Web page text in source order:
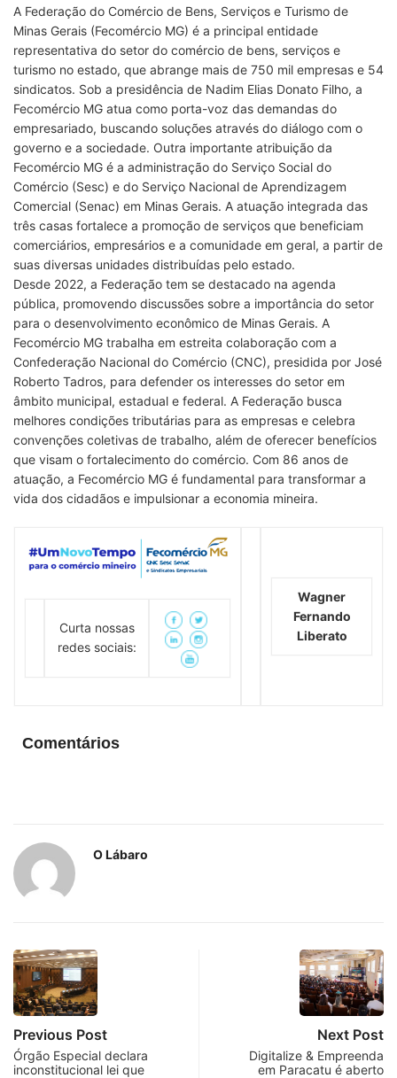
A Federação do Comércio de Bens, Serviços e Turismo de
Minas Gerais (Fecomércio MG) é a principal entidade
representativa do setor do comércio de bens, serviços e
turismo no estado, que abrange mais de 750 mil empresas e 54
sindicatos. Sob a presidência de Nadim Elias Donato Filho, a
Fecomércio MG atua como porta-voz das demandas do
empresariado, buscando soluções através do diálogo com o
governo e a sociedade. Outra importante atribuição da
Fecomércio MG é a administração do Serviço Social do
Comércio (Sesc) e do Serviço Nacional de Aprendizagem
Comercial (Senac) em Minas Gerais. A atuação integrada das
três casas fortalece a promoção de serviços que beneficiam
comerciários, empresários e a comunidade em geral, a partir de
suas diversas unidades distribuídas pelo estado.
Desde 2022, a Federação tem se destacado na agenda
pública, promovendo discussões sobre a importância do setor
para o desenvolvimento econômico de Minas Gerais. A
Fecomércio MG trabalha em estreita colaboração com a
Confederação Nacional do Comércio (CNC), presidida por José
Roberto Tadros, para defender os interesses do setor em
âmbito municipal, estadual e federal. A Federação busca
melhores condições tributárias para as empresas e celebra
convenções coletivas de trabalho, além de oferecer benefícios
que visam o fortalecimento do comércio. Com 86 anos de
atuação, a Fecomércio MG é fundamental para transformar a
vida dos cidadãos e impulsionar a economia mineira.
Curta nossas
redes sociais:
Wagner
Fernando
Liberato
Comentários
O Lábaro
Previous Post
Órgão Especial declara
inconstitucional lei que
Next Post
Digitalize & Empreenda
em Paracatu é aberto